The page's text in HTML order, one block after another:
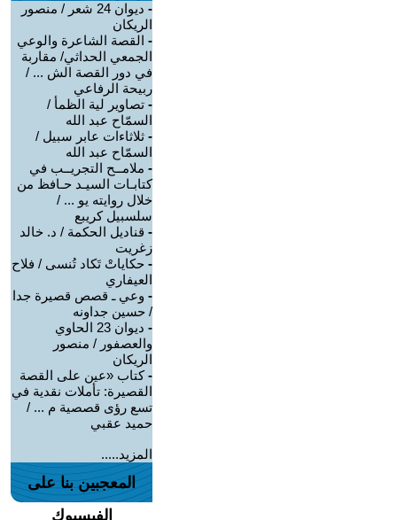
-
ديوان 24 شعر / منصور
الريكان
- القصة الشاعرة والوعي
الجمعي الحداثي/ مقاربة
في دور القصة الش ... /
ربيحة الرفاعي
- تصاوير لية الظمأ /
السمّاح عبد الله
- ثلاثاءات عابر سبيل /
السمّاح عبد الله
- ملامــح التجريــب في
كتابـات السيـد حـافظ من
خلال روايته يو ... /
سلسبيل كريبع
- قناديل الحكمة / د. خالد
زغريت
- حكاياتْ تَكاد تُنسى / فلاح
العيفاري
- وعي ـ قصص قصيرة جدا
/ حسين جداونه
-
ديوان 23 الحاوي
والعصفور / منصور
الريكان
-كتاب «عين على القصة
القصيرة: تأملات نقدية في
تسع رؤى قصصية م ... /
حميد عقبي
المزيد.....
المعجبين بنا على
الفيسبوك